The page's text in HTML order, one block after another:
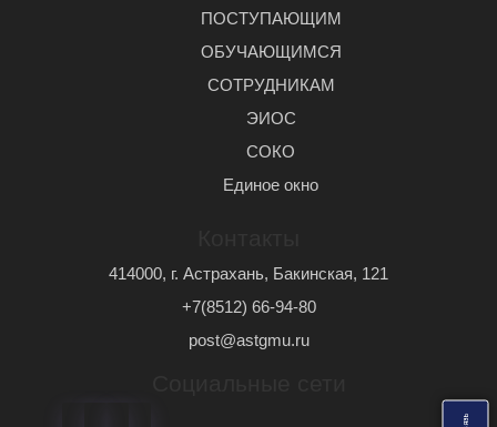
ПОСТУПАЮЩИМ
ОБУЧАЮЩИМСЯ
СОТРУДНИКАМ
ЭИОС
СОКО
Единое окно
414000, г. Астрахань, Бакинская, 121
+7(8512) 66-94-80
post@astgmu.ru